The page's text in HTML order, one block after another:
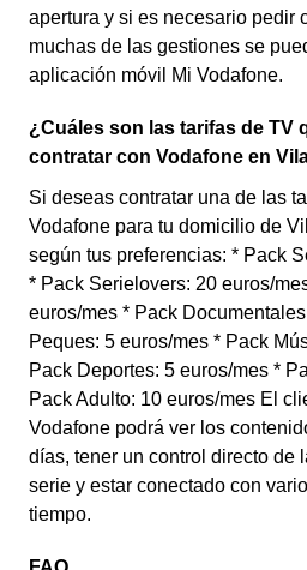
apertura y si es necesario pedir
muchas de las gestiones se
aplicación móvil Mi Vodafone.
¿Cuáles son las tarifas de TV
contratar con Vodafone en
Si deseas contratar una de las
Vodafone para tu domicilio de
según tus preferencias: * Pack
* Pack Serielovers: 20 euros/
euros/mes * Pack
Peques: 5 euros/mes * Pack
Pack Deportes: 5 euros/mes *
Pack Adulto: 10 euros/mes El
Vodafone podrá ver los
días, tener un control directo de
serie y estar conectado con
tiempo.